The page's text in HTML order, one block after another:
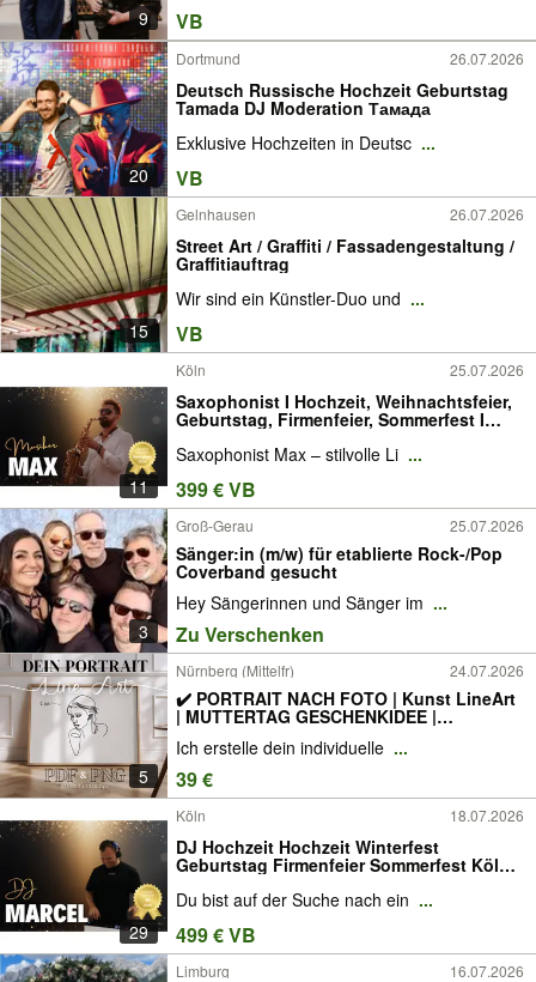
9 Bonn gesucht
VB
20
Dortmund 26.07.2026
Deutsch Russische Hochzeit Geburtstag
Tamada DJ Moderation Тамада
Exklusive Hochzeiten in Deutsc ...
VB
15
Gelnhausen 26.07.2026
Street Art / Graffiti / Fassadengestaltung /
Graffitiauftrag
Wir sind ein Künstler-Duo und ...
VB
11
Köln 25.07.2026
Saxophonist I Hochzeit, Weihnachtsfeier,
Geburtstag, Firmenfeier, Sommerfest I
Köln NRW
Saxophonist Max – stilvolle Li ...
399 € VB
3
Groß-Gerau 25.07.2026
Sänger:in (m/w) für etablierte Rock-/Pop
Coverband gesucht
Hey Sängerinnen und Sänger im ...
Zu Verschenken
5
Nürnberg (Mittelfr) 24.07.2026
✔️ PORTRAIT NACH FOTO | Kunst LineArt
| MUTTERTAG GESCHENKIDEE |
GESCHENK für VALENTINSTAG,
GEBURTSTAG, HOCHZEIT, VERLOBUNG,
GEBURT, TAUFE, KONFIRMATION,
KOMMUNION, | professionelle PORTRÄT
MALEREI
Ich erstelle dein individuelle ...
39 €
29
Köln 18.07.2026
DJ Hochzeit Hochzeit Winterfest
Geburtstag Firmenfeier Sommerfest Köln
NRW Saxophone Duo
Du bist auf der Suche nach ein ...
499 € VB
Limburg 16.07.2026